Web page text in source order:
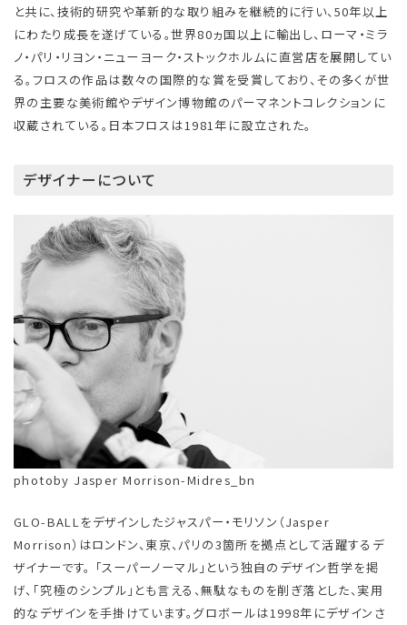
と共に、技術的研究や革新的な取り組みを継続的に行い、50年以上
にわたり成長を遂げている。世界80ヵ国以上に輸出し、ローマ・ミラ
ノ・パリ・リヨン・ニューヨーク・ストックホルムに直営店を展開してい
る。フロスの作品は数々の国際的な賞を受賞しており、その多くが世
界の主要な美術館やデザイン博物館のパーマネントコレクションに
収蔵されている。日本フロスは1981年に設立された。
デザイナーについて
photoby Jasper Morrison-Midres_bn
GLO-BALLをデザインしたジャスパー・モリソン（Jasper
Morrison）はロンドン、東京、パリの3箇所を拠点として活躍するデ
ザイナーです。 「スーパーノーマル」という独自のデザイン哲学を掲
げ、｢究極のシンプル」とも言える、無駄なものを削ぎ落とした、実用
的なデザインを手掛けています。グロボールは1998年にデザインさ